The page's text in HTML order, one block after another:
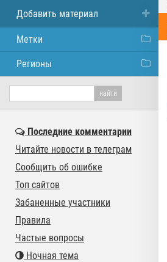
Добавить материал
Метки
Регионы
Последние комментарии
Читайте новости в телеграм
Сообщить об ошибке
Топ сайтов
Забаненные участники
Правила
Частые вопросы
Ночная тема